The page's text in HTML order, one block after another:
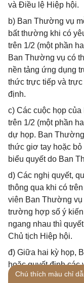
và Điều lệ Hiệp hội.
b) Ban Thường vụ
bất thường khi có
trên 1/2 (một phần
Ban Thường vụ có
nền tảng ứng dụng
thức trực tiếp và
định.
c) Các cuộc họp
trên 1/2 (một phần
dự họp. Ban
thức giơ tay hoặc
biểu quyết do Ban
d) Các nghị quyết,
thông qua khi có
viên Ban Thường vụ
trường hợp số ý
ngang nhau thì
Chủ tịch Hiệp hội.
đ) Giữa hai kỳ họp,
hoặc quyết định các
Thường vụ thông
Chú thích màu chỉ